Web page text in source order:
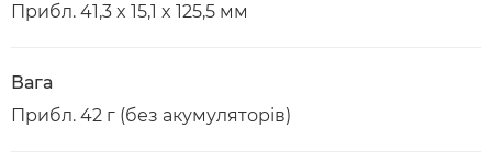
Прибл. 41,3 x 15,1 x 125,5 мм
Вага
Прибл. 42 г (без акумуляторів)